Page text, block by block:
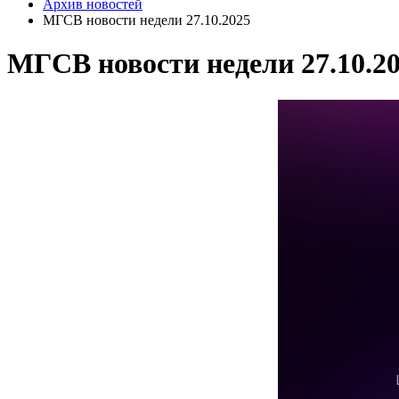
Архив новостей
МГСВ новости недели 27.10.2025
МГСВ новости недели